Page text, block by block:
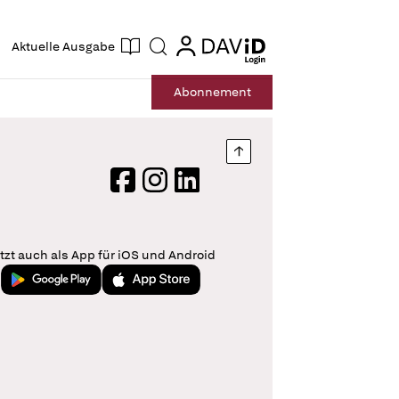
Aktuelle Ausgabe Suche login
login
Abonnement
Nach oben springen
FacebookInstagram
LinkedIn
auch als App für iOS und Android
Jetzt bei Google PlayLaden im App Store